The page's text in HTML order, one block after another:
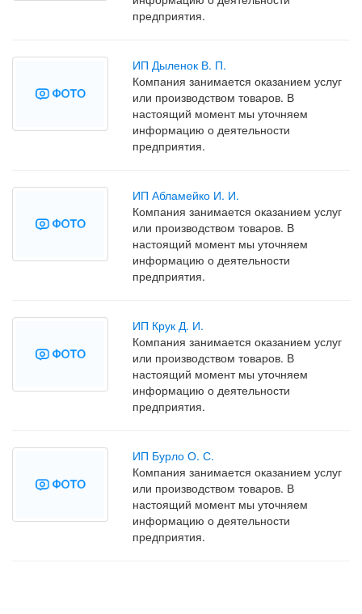
предприятия.
ИП Дыленок В. П.
Компания занимается оказанием услуг
или производством товаров. В
настоящий момент мы уточняем
информацию о деятельности
предприятия.
ИП Абламейко И. И.
Компания занимается оказанием услуг
или производством товаров. В
настоящий момент мы уточняем
информацию о деятельности
предприятия.
ИП Крук Д. И.
Компания занимается оказанием услуг
или производством товаров. В
настоящий момент мы уточняем
информацию о деятельности
предприятия.
ИП Бурло О. С.
Компания занимается оказанием услуг
или производством товаров. В
настоящий момент мы уточняем
информацию о деятельности
предприятия.